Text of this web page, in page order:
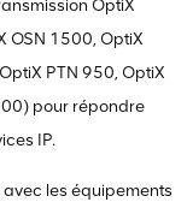
OptiX
OSN 1500, OptiX
PTN 950, OptiX
pour répondre
IP.
avec les équipements